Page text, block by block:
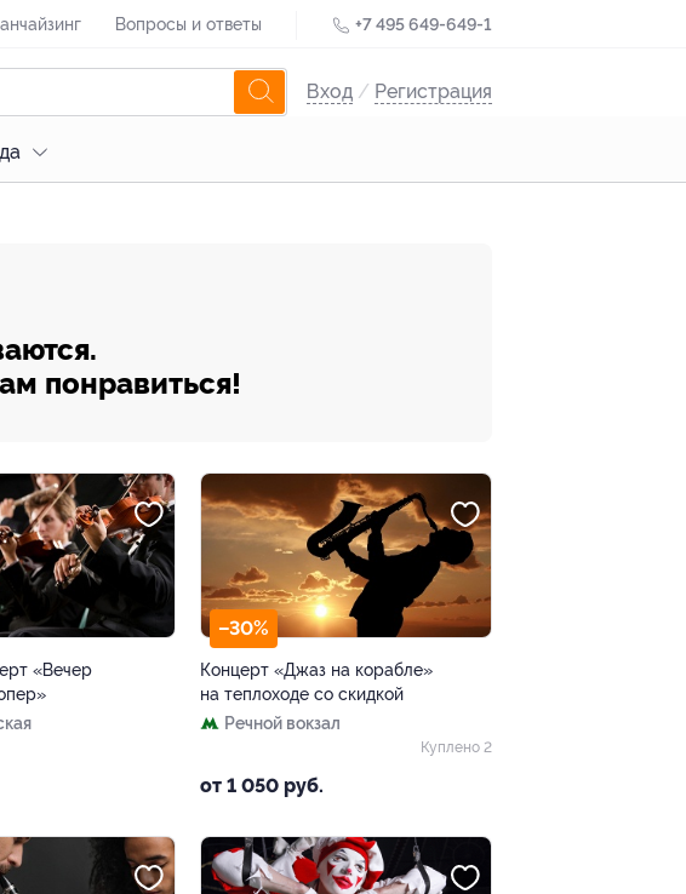
Вопросы и ответы +7 495 649-649-1
Вход / Регистрация
понравиться!
«Вечер
–30%
Концерт «Джаз на корабле»
на теплоходе со скидкой
Речной вокзал
от 1 050 руб.
Куплено 2